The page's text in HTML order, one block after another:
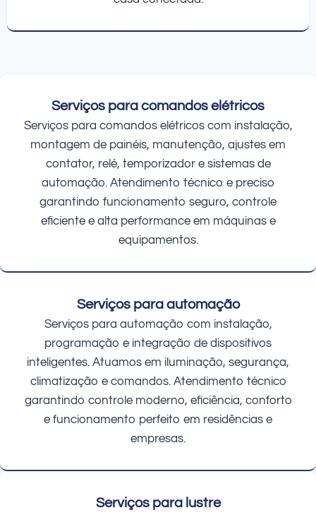
Serviços para comandos elétricos
Serviços para comandos elétricos com instalação,
montagem de painéis, manutenção, ajustes em
contator, relé, temporizador e sistemas de
automação. Atendimento técnico e preciso
garantindo funcionamento seguro, controle
eficiente e alta performance em máquinas e
equipamentos.
Serviços para automação
Serviços para automação com instalação,
programação e integração de dispositivos
inteligentes. Atuamos em iluminação, segurança,
climatização e comandos. Atendimento técnico
garantindo controle moderno, eficiência, conforto
e funcionamento perfeito em residências e
empresas.
Serviços para lustre